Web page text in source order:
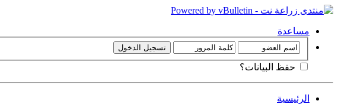
مساعدة
حفظ البيانات؟
الرئيسية